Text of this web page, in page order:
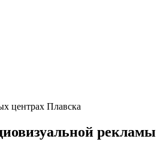
центрах Плавска
рекламы